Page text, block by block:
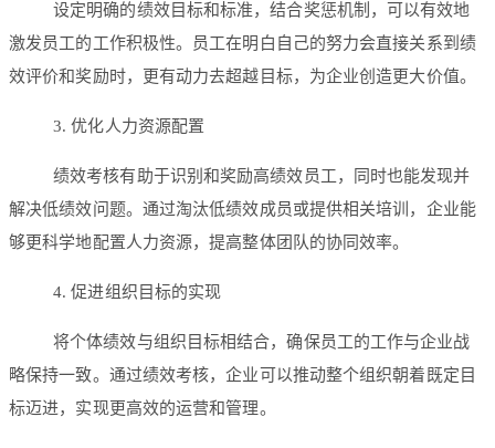
设定明确的绩效目标和标准，结合奖惩机制，可以有效地
激发员工的工作积极性。员工在明白自己的努力会直接关系到绩
效评价和奖励时，更有动力去超越目标，为企业创造更大价值。
3. 优化人力资源配置
绩效考核有助于识别和奖励高绩效员工，同时也能发现并
解决低绩效问题。通过淘汰低绩效成员或提供相关培训，企业能
够更科学地配置人力资源，提高整体团队的协同效率。
4. 促进组织目标的实现
将个体绩效与组织目标相结合，确保员工的工作与企业战
略保持一致。通过绩效考核，企业可以推动整个组织朝着既定目
标迈进，实现更高效的运营和管理。